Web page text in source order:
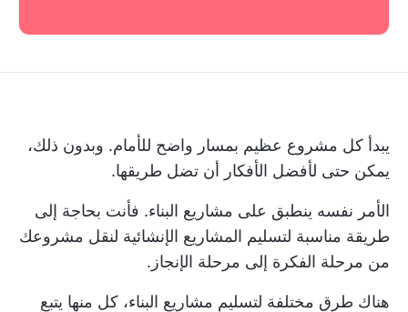
يبدأ كل مشروع عظيم بمسار واضح للأمام. وبدون ذلك،
يمكن حتى لأفضل الأفكار أن تضل طريقها.
الأمر نفسه ينطبق على مشاريع البناء. فأنت بحاجة إلى
طريقة مناسبة لتسليم المشاريع الإنشائية لنقل مشروعك
من مرحلة الفكرة إلى مرحلة الإنجاز.
هناك طرق مختلفة لتسليم مشاريع البناء، كل منها يتبع